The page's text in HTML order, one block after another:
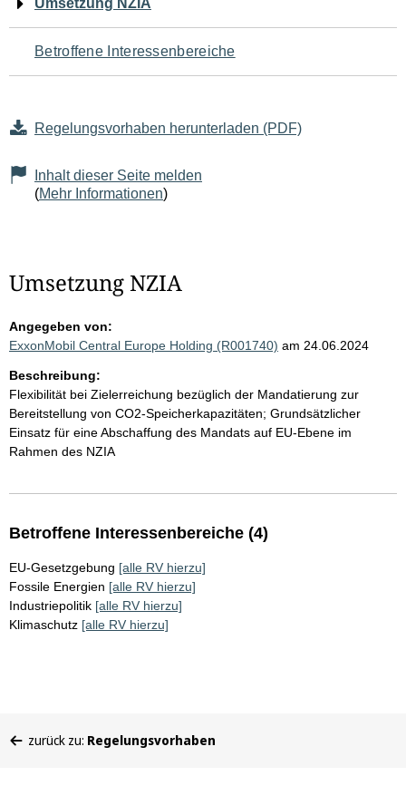
für
den
Seiteninhalt
Umsetzung NZIA
Betroffene Interessenbereiche
Regelungsvorhaben herunterladen (PDF)
Inhalt dieser Seite melden
(Mehr Informationen)
Umsetzung NZIA
Angegeben von:
ExxonMobil Central Europe Holding (R001740) am 24.06.2024
Beschreibung:
Flexibilität bei Zielerreichung bezüglich der Mandatierung zur
Bereitstellung von CO2-Speicherkapazitäten; Grundsätzlicher
Einsatz für eine Abschaffung des Mandats auf EU-Ebene im
Rahmen des NZIA
Betroffene Interessenbereiche (4)
EU-Gesetzgebung [alle RV hierzu]
Fossile Energien [alle RV hierzu]
Industriepolitik [alle RV hierzu]
Klimaschutz [alle RV hierzu]
befinden
zurück zu: Regelungsvorhaben